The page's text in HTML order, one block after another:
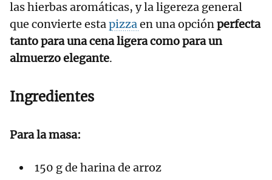
las hierbas aromáticas, y la ligereza general
que convierte estapizzaen una opciónperfecta
tanto para una cena ligera como para un
almuerzo elegante.
Ingredientes
Para la masa:
150 g de harina de arroz